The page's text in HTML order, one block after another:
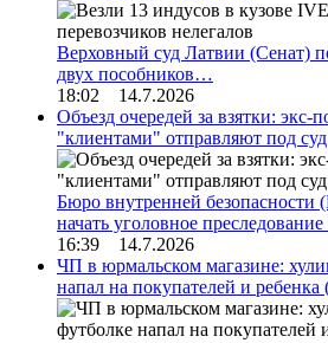
Верховный суд Латвии (Сенат)
двух пособников…
18:02 14.7.2026
Объезд очередей за взятки: экс-
"клиентами" отправляют под суд
Бюро внутренней безопасности
начать уголовное
16:39 14.7.2026
ЧП в юрмальском магазине:
напал на покупателей и ребенка